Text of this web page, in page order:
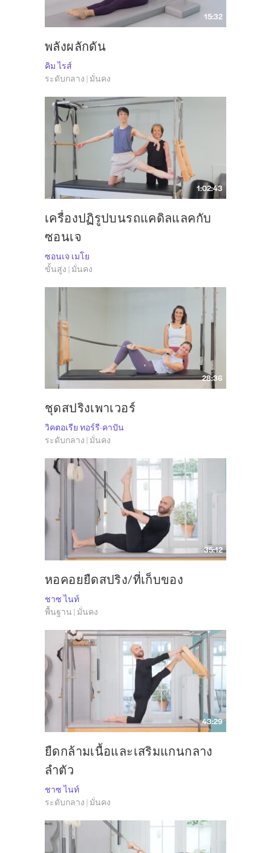
15:32
พลังผลักดัน
คิม ไรส์
ระดับกลาง | มั่นคง
1:02:43
เครื่องปฏิรูปบนรถแคดิลแลคกับ
ซอนเจ
ซอนเจ เมโย
ขั้นสูง | มั่นคง
28:36
ชุดสปริงเพาเวอร์
วิคตอเรีย ทอร์รี-คาปัน
ระดับกลาง | มั่นคง
35:12
หอคอยยืดสปริง/ที่เก็บของ
ชาซ ไนท์
พื้นฐาน | มั่นคง
43:29
ยืดกล้ามเนื้อและเสริมแกนกลาง
ลำตัว
ชาซ ไนท์
ระดับกลาง | มั่นคง